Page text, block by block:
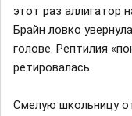
этот раз аллигатор
Брайн ловко
голове. Рептилия
ретировалась.
Смелую школьницу